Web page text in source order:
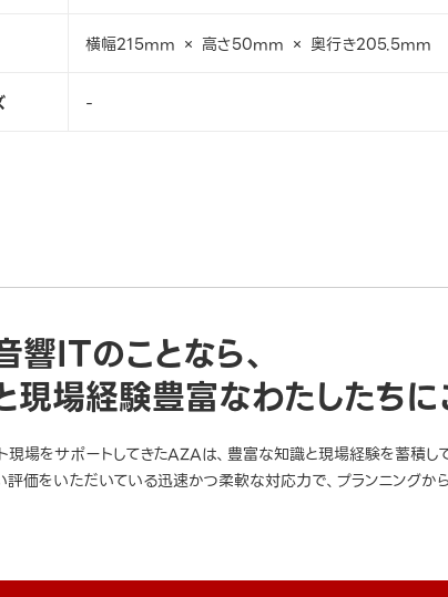
横幅215mm × 高さ50mm × 奥行き205.5mm
-
響ITのことなら、
現場経験豊富なわたしたちに
場をサポートしてきたAZAは、豊富な知識と現場経験を蓄積して
価をいただいている迅速かつ柔軟な対応力で、プランニングか